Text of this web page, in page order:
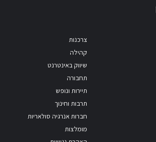
צרכנות
קהילה
שיווק באינטרנט
תחבורה
תיירות ונופש
תרבות וחינוך
חברות אנרגיה סולאריות
מומלצות